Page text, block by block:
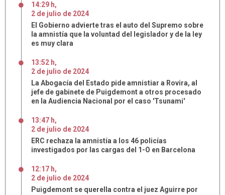
14:29 h,
2 de julio de 2024
El Gobierno advierte tras el auto del Supremo sobre
la amnistía que la voluntad del legislador y de la ley
es muy clara
13:52 h,
2 de julio de 2024
La Abogacía del Estado pide amnistiar a Rovira, al
jefe de gabinete de Puigdemont a otros procesado
en la Audiencia Nacional por el caso 'Tsunami'
13:47 h,
2 de julio de 2024
ERC rechaza la amnistía a los 46 policías
investigados por las cargas del 1-O en Barcelona
12:17 h,
2 de julio de 2024
Puigdemont se querella contra el juez Aguirre por